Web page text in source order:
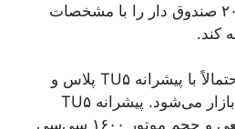
شرکت تصمیم گرفته ۲۰۷ صندوق دار را با مشخصات
کند.
۲۰۷ صندوق دار جدید احتمالاً با پیشرانه TU۵ پلاس و
گیربکس اتوماتیک وارد بازار می‌شود. پیشرانه TU۵
پلاس از نوع تنفس طبیعی و حجم موتور ۱۶۰۰ سی‌سی